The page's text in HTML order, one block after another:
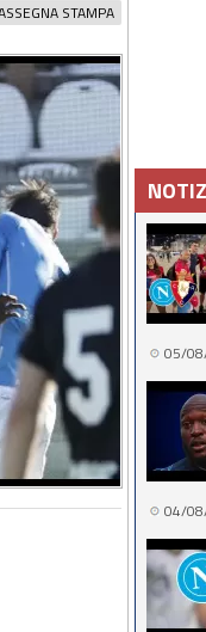
STAMPA
05/
04/